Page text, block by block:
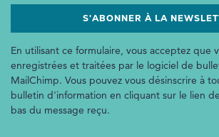
En utilisant ce formulaire, vous acceptez que
enregistrées et traitées par le logiciel de
MailChimp. Vous pouvez vous désinscrire à
bulletin d'information en cliquant sur le lien
bas du message reçu.